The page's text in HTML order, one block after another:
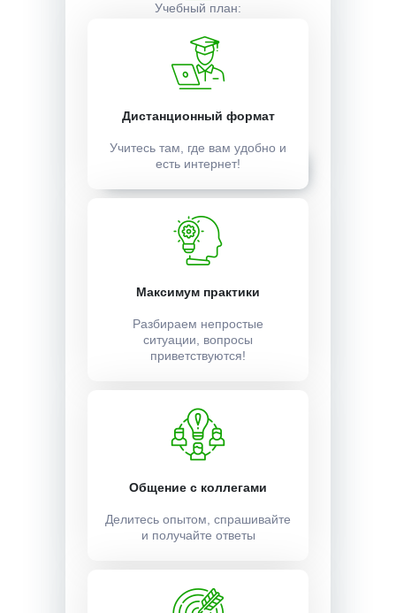
Учебный план:
4500 ₽
Записаться
Дистанционный формат
Учитесь там, где вам удобно и
есть интернет!
Максимум практики
Разбираем непростые
ситуации, вопросы
приветствуются!
Общение с коллегами
Делитесь опытом, спрашивайте
и получайте ответы